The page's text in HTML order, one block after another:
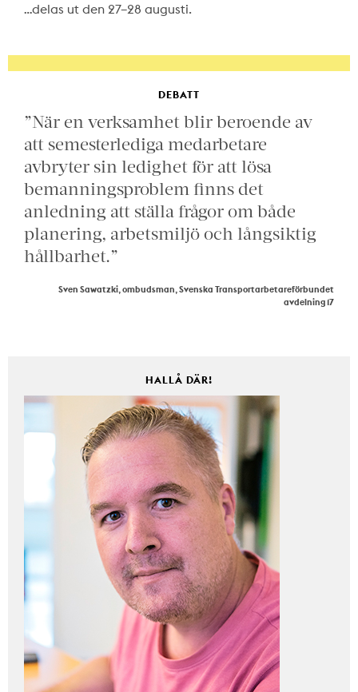
…delas ut den 27–28 augusti.
DEBATT
”När en verksamhet blir beroende av
att semesterlediga medarbetare
avbryter sin ledighet för att lösa
bemanningsproblem finns det
anledning att ställa frågor om både
planering, arbetsmiljö och långsiktig
hållbarhet.”
Sven Sawatzki, ombudsman, Svenska Transportarbetareförbundet
avdelning 17
HALLÅ DÄR!